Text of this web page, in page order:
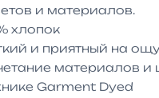
и материалов.
хлопок
и приятный на
материалов
Garment Dyed